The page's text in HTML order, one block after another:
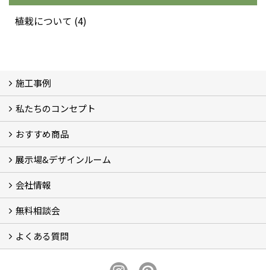
植栽について (4)
施工事例
施工事例
お客様の声 (46)
私たちのコンセプト
コンセプト
完成までの流れ
お庭のメンテナンスについて
おすすめ商品
オリジナル帆布のサイクルポート
NEW スマートサイクルポート
おしゃれな物置 (8)
門扉 (6)
ウッドフェンス (16)
アイアンの商品 (6)
ガーデニング雑貨 (3)
ガーデン書&ガーデンアート
こだわりのオリジナル商品 一覧
おすすめの植物 (29)
箱庭ガーデン
ポット苗
展示場&デザインルーム
展示場&デザインルーム
会社情報
会社概要
スタッフ紹介 (11)
ブログ
コラム
アクセス
求人募集
無料相談会
無料相談会
よくある質問
アフターサービス・アフターメンテナンスについて (3)